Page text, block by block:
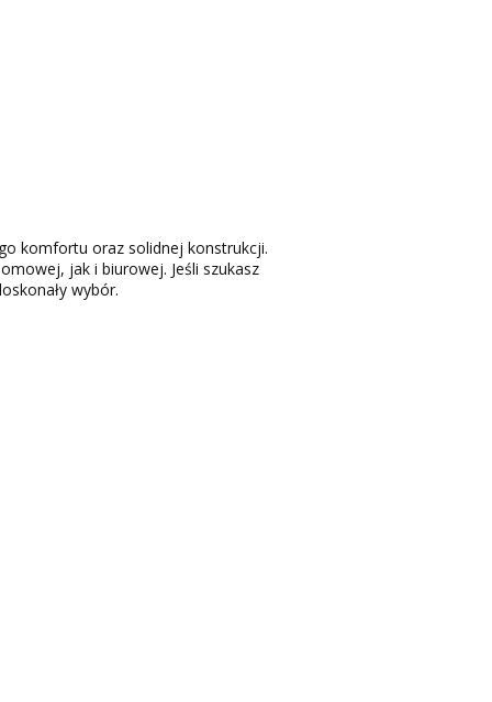
komfortu oraz solidnej konstrukcji.
jak i biurowej. Jeśli szukasz
wybór.